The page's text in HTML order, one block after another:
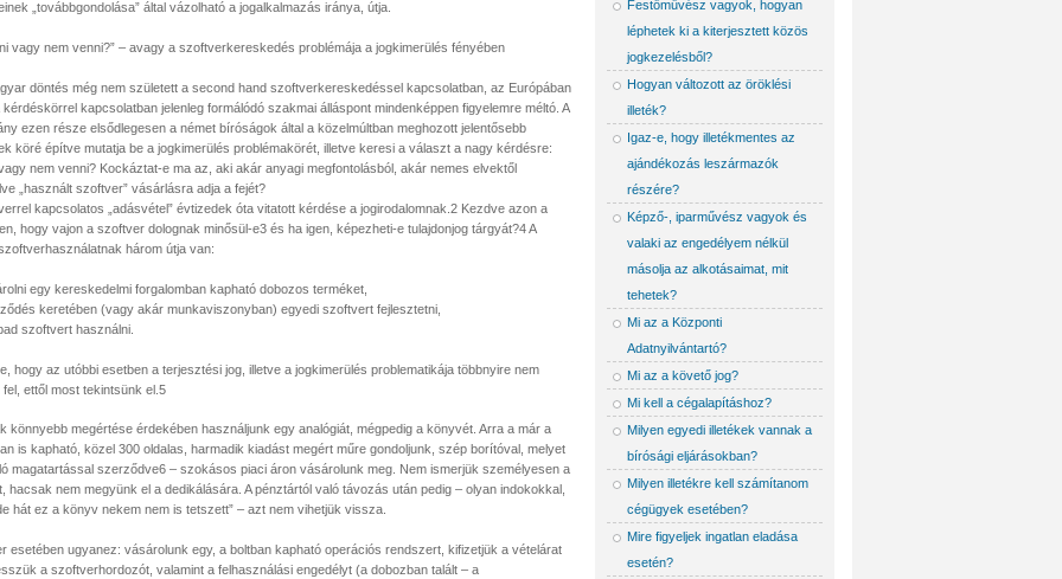
„továbbgondolása” által vázolható a jogalkalmazás iránya, útja.
vagy nem venni?” – avagy a szoftverkereskedés problémája a jogkimerülés fényében
döntés még nem született a second hand szoftverkereskedéssel kapcsolatban, az Európában
kérdéskörrel kapcsolatban jelenleg formálódó szakmai álláspont mindenképpen figyelemre méltó. A
ezen része elsődlegesen a német bíróságok által a közelmúltban meghozott jelentősebb
köré építve mutatja be a jogkimerülés problémakörét, illetve keresi a választ a nagy kérdésre:
vagy nem venni? Kockáztat-e ma az, aki akár anyagi megfontolásból, akár nemes elvektől
„használt szoftver” vásárlásra adja a fejét?
kapcsolatos „adásvétel” évtizedek óta vitatott kérdése a jogirodalomnak.2 Kezdve azon a
hogy vajon a szoftver dolognak minősül-e3 és ha igen, képezheti-e tulajdonjog tárgyát?4 A
három útja van:
egy kereskedelmi forgalomban kapható dobozos terméket,
keretében (vagy akár munkaviszonyban) egyedi szoftvert fejlesztetni,
szoftvert használni.
hogy az utóbbi esetben a terjesztési jog, illetve a jogkimerülés problematikája többnyire nem
fel, ettől most tekintsünk el.5
könnyebb megértése érdekében használjunk egy analógiát, mégpedig a könyvét. Arra a már a
is kapható, közel 300 oldalas, harmadik kiadást megért műre gondoljunk, szép borítóval, melyet
magatartással szerződve6 – szokásos piaci áron vásárolunk meg. Nem ismerjük személyesen a
hacsak nem megyünk el a dedikálására. A pénztártól való távozás után pedig – olyan indokokkal,
hát ez a könyv nekem nem is tetszett” – azt nem vihetjük vissza.
esetében ugyanez: vásárolunk egy, a boltban kapható operációs rendszert, kifizetjük a vételárat
a szoftverhordozót, valamint a felhasználási engedélyt (a dobozban talált – a
Festőművész vagyok, hogyan
léphetek ki a kiterjesztett közös
jogkezelésből?
Hogyan változott az öröklési
illeték?
Igaz-e, hogy illetékmentes az
ajándékozás leszármazók
részére?
Képző-, iparművész vagyok és
valaki az engedélyem nélkül
másolja az alkotásaimat, mit
tehetek?
Mi az a Központi
Adatnyilvántartó?
Mi az a követő jog?
Mi kell a cégalapításhoz?
Milyen egyedi illetékek vannak a
bírósági eljárásokban?
Milyen illetékre kell számítanom
cégügyek esetében?
Mire figyeljek ingatlan eladása
esetén?